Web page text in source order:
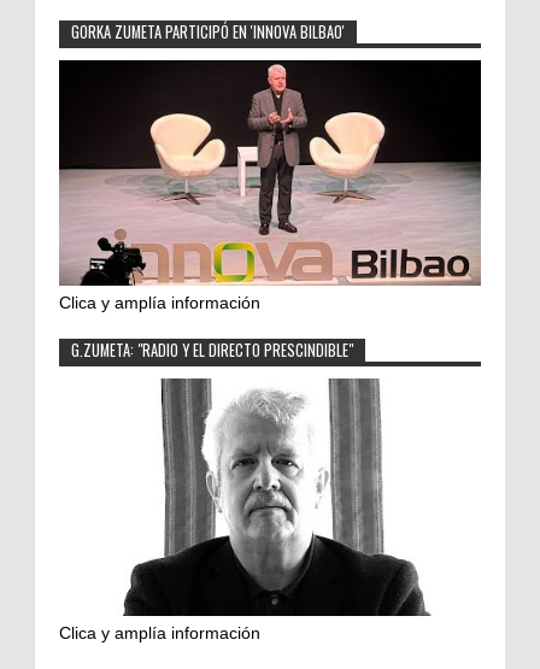
GORKA ZUMETA PARTICIPÓ EN 'INNOVA BILBAO'
Clica y amplía información
G.ZUMETA: "RADIO Y EL DIRECTO PRESCINDIBLE"
Clica y amplía información